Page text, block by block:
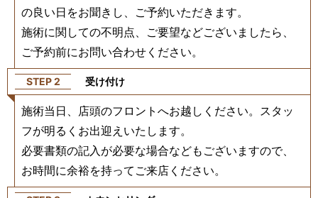
の良い日をお聞きし、ご予約いただきます。
施術に関しての不明点、ご要望などございましたら、
ご予約前にお問い合わせください。
STEP 2 受け付け
施術当日、店頭のフロントへお越しください。スタッ
フが明るくお出迎えいたします。
必要書類の記入が必要な場合などもございますので、
お時間に余裕を持ってご来店ください。